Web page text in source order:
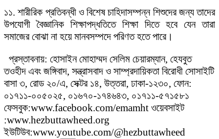
১১. শারীরিক প্রতিবন্ধী ও বিশেষ চাহিদাসম্পন্ন শিশুদের জন্য তাদের
উপযোগী বৈজ্ঞানিক শিক্ষাপদ্ধতিতে শিক্ষা দিতে হবে যেন তারা
সমাজের বোঝা না হয়ে মানবসম্পদে পরিণত হতে পারে।
প্রস্তাবনায়: হোসাইন মোহাম্মদ সেলিম চেয়ারম্যান, হেযবুত
তওহীদ এবং জঙ্গিবাদ, সন্ত্রাসবাদ ও সাম্প্রদায়িকতা বিরোধী সোসাইটি
বাসা ৩, রোড ২০/এ, সেক্টর ১৪, উত্তরা, ঢাকা-১২৩০, ফোন:
০১৭১১-০০৫০২৫, ০১৬৭০-১৭৪৬৪৩, ০১৭১১-৫৭১৫৮১
ফেসবুক:www.facebook.com/emamht ওয়েবসাইট
:www.hezbuttawheed.org
ইউটিউব:www.youtube.com/@hezbuttawheed